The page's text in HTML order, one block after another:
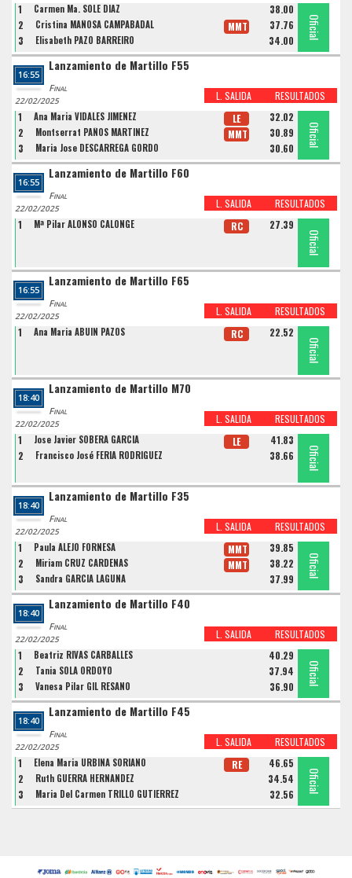
1 Carmen Ma. SOLE DIAZ 38.00
Oficial
2 Cristina MAÑOSA CAMPABADAL 37.76
MMT Oficial
3 Elisabeth PAZO BARREIRO 34.00
Oficial
16:55
Lanzamiento de Martillo F55
Final
L. SALIDA RESULTADOS
22/02/2025
1 Ana Maria VIDALES JIMENEZ 32.02
LE
Oficial
2 Montserrat PAÑOS MARTINEZ 30.89
MMT Oficial
3 Maria Jose DESCARREGA GORDO 30.60
Oficial
16:55
Lanzamiento de Martillo F60
Final
L. SALIDA RESULTADOS
22/02/2025
1 Mª Pilar ALONSO CALONGE 27.39
RC
Oficial
16:55
Lanzamiento de Martillo F65
Final
L. SALIDA RESULTADOS
22/02/2025
1 Ana Maria ABUIN PAZOS 22.52
RC
Oficial
18:40
Lanzamiento de Martillo M70
Final
L. SALIDA RESULTADOS
22/02/2025
1 Jose Javier SOBERA GARCIA 41.83
LE
Oficial
2 Francisco José FERIA RODRÍGUEZ 38.66 Oficial
18:40
Lanzamiento de Martillo F35
Final
L. SALIDA RESULTADOS
22/02/2025
1 Paula ALEJO FORNESA 39.85
MMT
Oficial
2 Miriam CRUZ CARDENAS 38.22
MMT Oficial
3 Sandra GARCIA LAGUNA 37.99
Oficial
18:40
Lanzamiento de Martillo F40
Final
L. SALIDA RESULTADOS
22/02/2025
1 Beatriz RIVAS CARBALLES 40.29
Oficial
2 Tania SOLA ORDOYO 37.94 Oficial
3 Vanesa Pilar GIL RESANO 36.90
Oficial
18:40
Lanzamiento de Martillo F45
Final
L. SALIDA RESULTADOS
22/02/2025
1 Elena Maria URBINA SORIANO 46.65
RE
Oficial
2 Ruth GUERRA HERNANDEZ 34.54 Oficial
3 Maria Del Carmen TRILLO GUTIERREZ 32.56
Oficial